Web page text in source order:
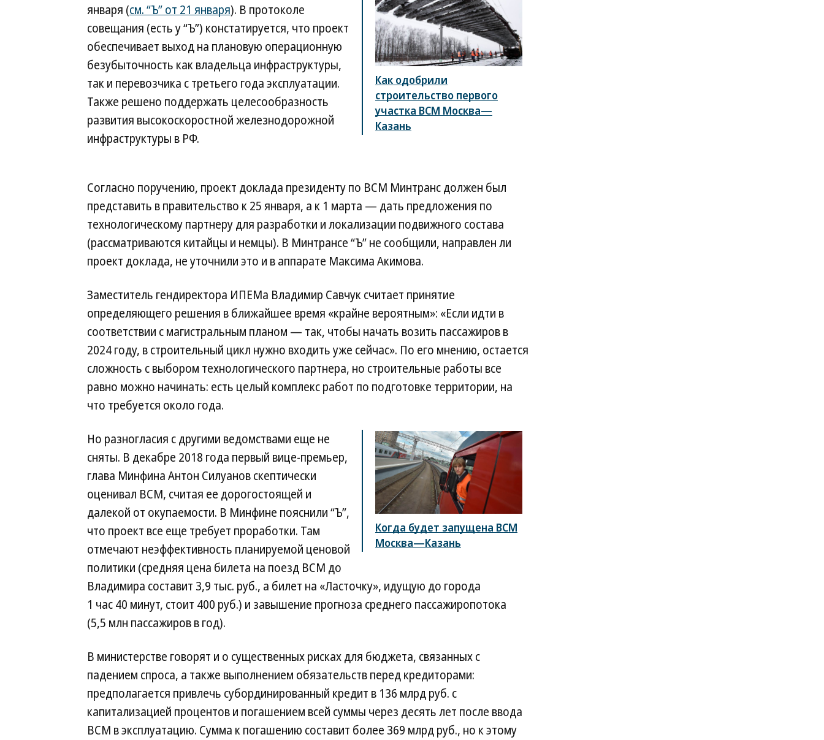
Как одобрили
строительство первого
участка ВСМ Москва—
Казань
января (см. “Ъ” от 21 января). В протоколе
совещания (есть у “Ъ”) констатируется, что проект
обеспечивает выход на плановую операционную
безубыточность как владельца инфраструктуры,
так и перевозчика с третьего года эксплуатации.
Также решено поддержать целесообразность
развития высокоскоростной железнодорожной
инфраструктуры в РФ.
Согласно поручению, проект доклада президенту по ВСМ Минтранс должен был
представить в правительство к 25 января, а к 1 марта — дать предложения по
технологическому партнеру для разработки и локализации подвижного состава
(рассматриваются китайцы и немцы). В Минтрансе “Ъ” не сообщили, направлен ли
проект доклада, не уточнили это и в аппарате Максима Акимова.
Заместитель гендиректора ИПЕМа Владимир Савчук считает принятие
определяющего решения в ближайшее время «крайне вероятным»: «Если идти в
соответствии с магистральным планом — так, чтобы начать возить пассажиров в
2024 году, в строительный цикл нужно входить уже сейчас». По его мнению, остается
сложность с выбором технологического партнера, но строительные работы все
равно можно начинать: есть целый комплекс работ по подготовке территории, на
что требуется около года.
Когда будет запущена ВСМ
Москва—Казань
Но разногласия с другими ведомствами еще не
сняты. В декабре 2018 года первый вице-премьер,
глава Минфина Антон Силуанов скептически
оценивал ВСМ, считая ее дорогостоящей и
далекой от окупаемости. В Минфине пояснили “Ъ”,
что проект все еще требует проработки. Там
отмечают неэффективность планируемой ценовой
политики (средняя цена билета на поезд ВСМ до
Владимира составит 3,9 тыс. руб., а билет на «Ласточку», идущую до города
1 час 40 минут, стоит 400 руб.) и завышение прогноза среднего пассажиропотока
(5,5 млн пассажиров в год).
В министерстве говорят и о существенных рисках для бюджета, связанных с
падением спроса, а также выполнением обязательств перед кредиторами:
предполагается привлечь субординированный кредит в 136 млрд руб. с
капитализацией процентов и погашением всей суммы через десять лет после ввода
ВСМ в эксплуатацию. Сумма к погашению составит более 369 млрд руб., но к этому